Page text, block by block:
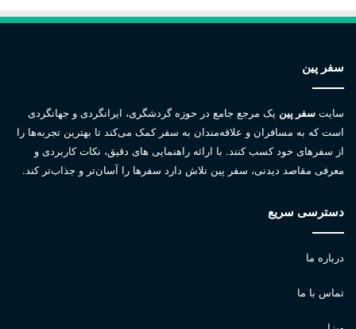
سفر پین
سایت سفر پین یک مرجع جامع در حوزه گردشگری، ایرانگردی و جهانگردی
است که به مسافران و علاقه‌مندان به سفر کمک می‌کند تا بهترین تجربه‌ها را
از سفرهای خود کسب کنند. با ارائه راهنمایی های دقیق، نکات کاربردی و
معرفی مقاصد دیدنی، سفر پین تلاش دارد سفرها را آسان‌تر و جذاب‌تر کند.
دسترسی سریع
درباره ما
تماس با ما